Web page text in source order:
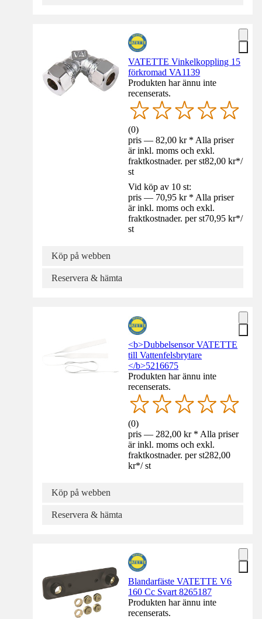
VATETTE Vinkelkoppling 15
förkromad VA1139
Produkten har ännu inte
recenserats.
(0)
pris — 82,00 kr * Alla priser
är inkl. moms och exkl.
fraktkostnader. per st82,00 kr*/
st
Vid köp av 10 st:
pris — 70,95 kr * Alla priser
är inkl. moms och exkl.
fraktkostnader. per st70,95 kr*/
st
Köp på webben
Reservera & hämta
<b>Dubbelsensor VATETTE
till Vattenfelsbrytare
</b>5216675
Produkten har ännu inte
recenserats.
(0)
pris — 282,00 kr * Alla priser
är inkl. moms och exkl.
fraktkostnader. per st282,00
kr*/ st
Köp på webben
Reservera & hämta
Blandarfäste VATETTE V6
160 Cc Svart 8265187
Produkten har ännu inte
recenserats.